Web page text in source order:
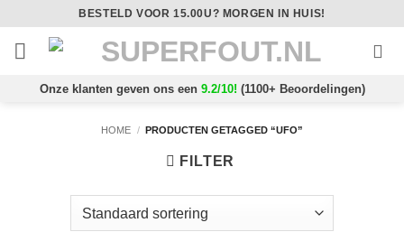
inhoud
BESTELD VOOR 15.00U? MORGEN IN HUIS!
Onze klanten geven ons een 9.2/10! (1100+ Beoordelingen)
HOME / PRODUCTEN GETAGGED “UFO”
FILTER